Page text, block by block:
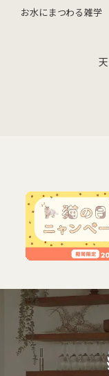
お水にまつわる雑学